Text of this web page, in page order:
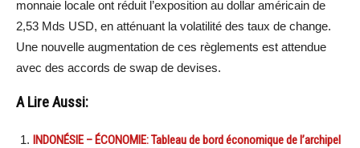
monnaie locale ont réduit l’exposition au dollar américain de
2,53 Mds USD, en atténuant la volatilité des taux de change.
Une nouvelle augmentation de ces règlements est attendue
avec des accords de swap de devises.
A Lire Aussi:
INDONÉSIE – ÉCONOMIE: Tableau de bord économique de l’archipel